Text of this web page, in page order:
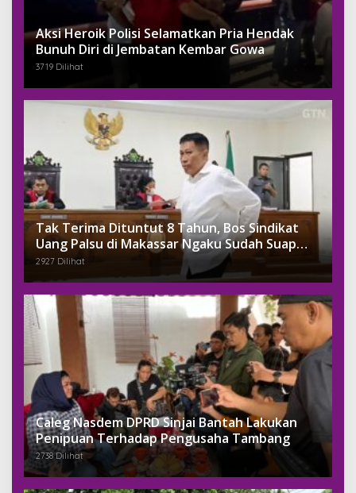
Aksi Heroik Polisi Selamatkan Pria Hendak
Bunuh Diri di Jembatan Kembar Gowa
3719 Dilihat
Tak Terima Dituntut 8 Tahun, Bos Sindikat
Uang Palsu di Makassar Ngaku Sudah Suap
Jaksa Dengan Miliaran
2927 Dilihat
Caleg Nasdem DPRD Sinjai Bantah Lakukan
Penipuan Terhadap Pengusaha Tambang
2738 Dilihat